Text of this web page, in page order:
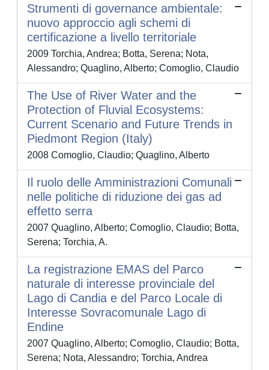
Strumenti di governance ambientale:
nuovo approccio agli schemi di
certificazione a livello territoriale
2009 Torchia, Andrea; Botta, Serena; Nota,
Alessandro; Quaglino, Alberto; Comoglio, Claudio
The Use of River Water and the
Protection of Fluvial Ecosystems:
Current Scenario and Future Trends in
Piedmont Region (Italy)
2008 Comoglio, Claudio; Quaglino, Alberto
Il ruolo delle Amministrazioni Comunali
nelle politiche di riduzione dei gas ad
effetto serra
2007 Quaglino, Alberto; Comoglio, Claudio; Botta,
Serena; Torchia, A.
La registrazione EMAS del Parco
naturale di interesse provinciale del
Lago di Candia e del Parco Locale di
Interesse Sovracomunale Lago di
Endine
2007 Quaglino, Alberto; Comoglio, Claudio; Botta,
Serena; Nota, Alessandro; Torchia, Andrea